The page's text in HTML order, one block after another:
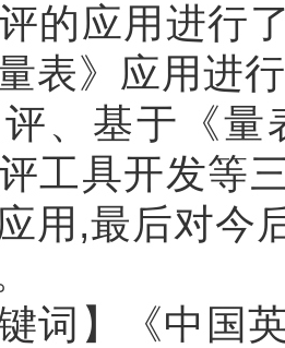
的应用进行
表》应用进
、基于《
工具开发等
用,最后对今
】《中国英